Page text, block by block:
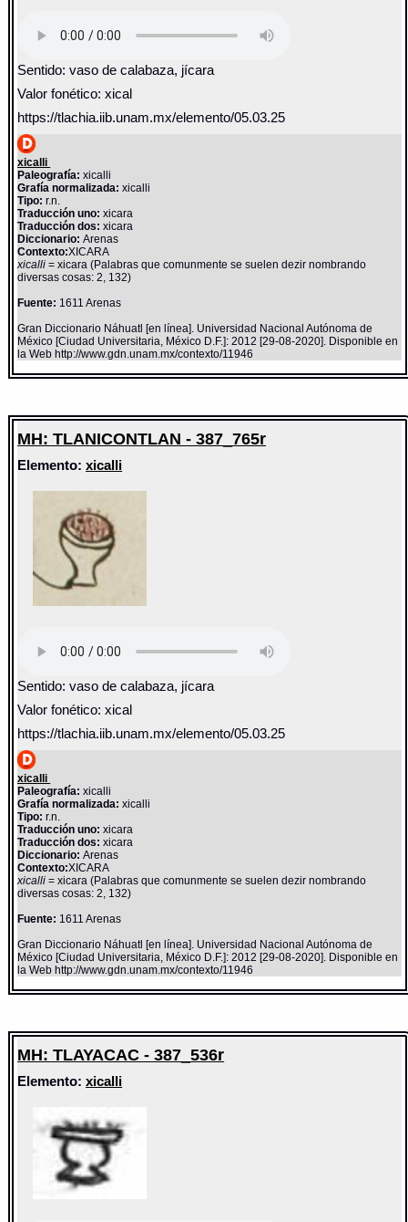
Sentido: vaso de calabaza, jícara
Valor fonético: xical
https://tlachia.iib.unam.mx/elemento/05.03.25
xicalli
Paleografía: xicalli
Grafía normalizada: xicalli
Tipo: r.n.
Traducción uno: xicara
Traducción dos: xicara
Diccionario:Arenas
Contexto:XICARA
xicalli= xicara (Palabras que comunmente se suelen dezir nombrando
diversas cosas: 2, 132)
Fuente: 1611 Arenas
Gran Diccionario Náhuatl [en línea]. Universidad Nacional Autónoma de
México [Ciudad Universitaria, México D.F.]: 2012 [29-08-2020]. Disponible en
la Web http://www.gdn.unam.mx/contexto/11946
MH: TLANICONTLAN - 387_765r
Elemento:xicalli
Sentido: vaso de calabaza, jícara
Valor fonético: xical
https://tlachia.iib.unam.mx/elemento/05.03.25
xicalli
Paleografía: xicalli
Grafía normalizada: xicalli
Tipo: r.n.
Traducción uno: xicara
Traducción dos: xicara
Diccionario:Arenas
Contexto:XICARA
xicalli= xicara (Palabras que comunmente se suelen dezir nombrando
diversas cosas: 2, 132)
Fuente: 1611 Arenas
Gran Diccionario Náhuatl [en línea]. Universidad Nacional Autónoma de
México [Ciudad Universitaria, México D.F.]: 2012 [29-08-2020]. Disponible en
la Web http://www.gdn.unam.mx/contexto/11946
MH: TLAYACAC - 387_536r
Elemento:xicalli